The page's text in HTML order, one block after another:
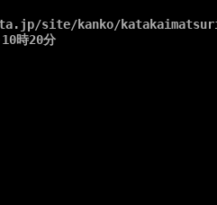
site/kanko/
時20分